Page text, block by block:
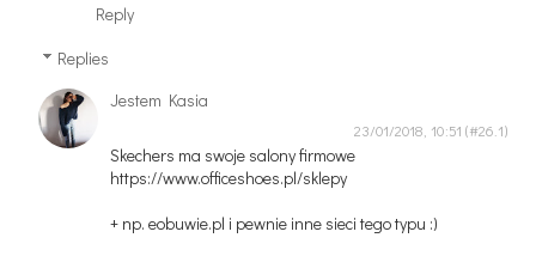
Reply
Replies
Jestem Kasia
23/01/2018, 10:51
Skechers ma swoje salony firmowe
https://www.officeshoes.pl/sklepy
+ np. eobuwie.pl i pewnie inne sieci tego typu :)